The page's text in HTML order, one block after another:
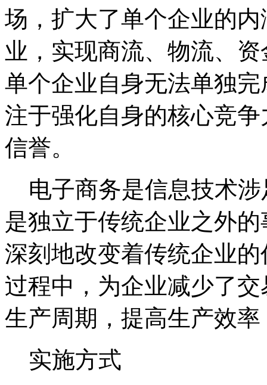
场，扩大了单个企业的
业，实现商流、物流、
单个企业自身无法单独
注于强化自身的核心竞
信誉。
电子商务是信息技术涉
是独立于传统企业之外
深刻地改变着传统企业
过程中，为企业减少了
生产周期，提高生产效
实施方式